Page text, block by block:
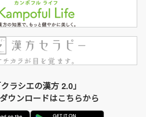
クラシエの漢方 2.0」
ウンロードはこちらから